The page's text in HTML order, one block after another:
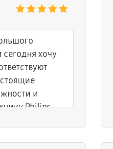
хочу
и
Philips